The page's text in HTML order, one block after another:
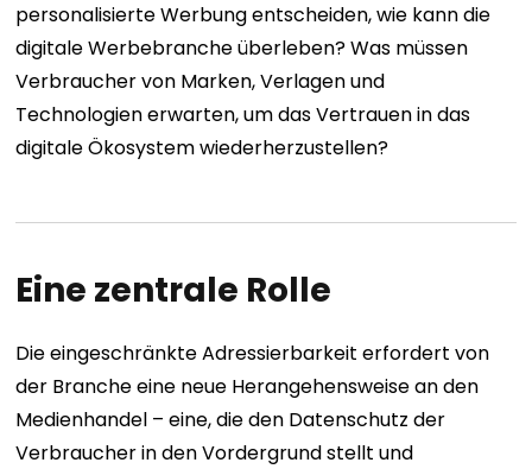
personalisierte Werbung entscheiden, wie kann die
digitale Werbebranche überleben? Was müssen
Verbraucher von Marken, Verlagen und
Technologien erwarten, um das Vertrauen in das
digitale Ökosystem wiederherzustellen?
Eine zentrale Rolle
Die eingeschränkte Adressierbarkeit erfordert von
der Branche eine neue Herangehensweise an den
Medienhandel – eine, die den Datenschutz der
Verbraucher in den Vordergrund stellt und